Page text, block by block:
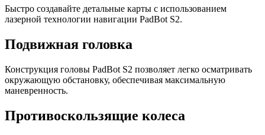
Быстро создавайте детальные карты с использованием
лазерной технологии навигации PadBot S2.
Подвижная головка
Конструкция головы PadBot S2 позволяет легко осматривать
окружающую обстановку, обеспечивая максимальную
маневренность.
Противоскользящие колеса